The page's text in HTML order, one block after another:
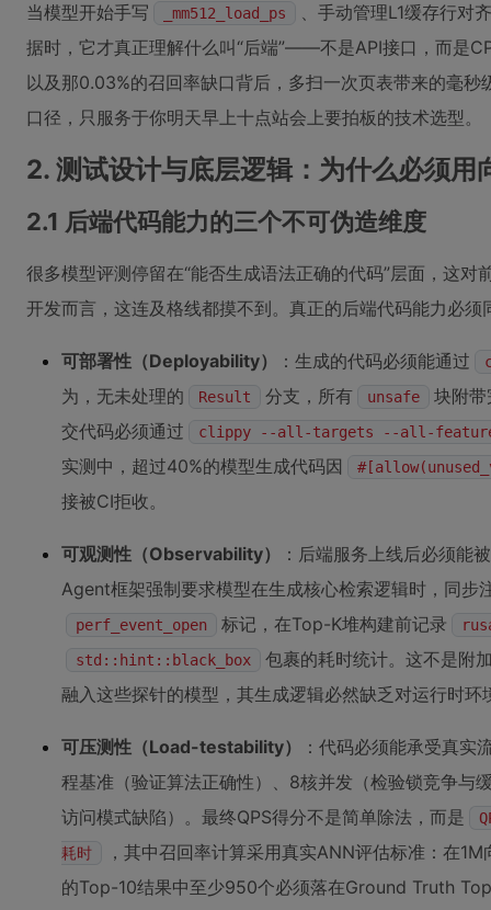
当模型开始手写
_mm512_load_ps
、手动管理L1缓存行对
据时，它才真正理解什么叫“后端”——不是API接口，而是
以及那0.03%的召回率缺口背后，多扫一次页表带来的毫
口径，只服务于你明天早上十点站会上要拍板的技术选型。
2. 测试设计与底层逻辑：为什么必须用
2.1 后端代码能力的三个不可伪造维度
很多模型评测停留在“能否生成语法正确的代码”层面，这
开发而言，这连及格线都摸不到。真正的后端代码能力必须
可部署性（Deployability） ：生成的代码必须能通过
为，无未处理的 Result 分支，所有 unsafe
块附
交代码必须通过
clippy --all-targets --all-
实测中，超过40%的模型生成代码因
接被CI拒收。
可观测性（Observability）
：后端服务上线后必须能
Agent框架强制要求模型在生成核心检索逻辑时，同步
perf_event_open 标记，在Top-K堆构建前记录
std::hint::black_box
包裹的耗时统计。这不是附
融入这些探针的模型，其生成逻辑必然缺乏对运行时环
可压测性（Load-testability）
：代码必须能承受真实
程基准（验证算法正确性）、8核并发（检验锁竞争与
访问模式缺陷）。最终QPS得分不是简单除法，而是
耗时
，其中召回率计算采用真实ANN评估标准：在
的Top-10结果中至少950个必须落在Ground Truth